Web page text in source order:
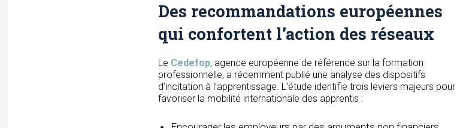
Des recommandations européennes
qui confortent l’action des réseaux
Le Cedefop, agence européenne de référence sur la formation
professionnelle, a récemment publié une analyse des dispositifs
d’incitation à l’apprentissage. L’étude identifie trois leviers majeurs pour
favoriser la mobilité internationale des apprentis :